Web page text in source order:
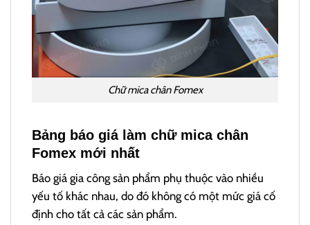
Chữ mica chân Fomex
Bảng báo giá làm chữ mica chân
Fomex mới nhất
Báo giá gia công sản phẩm phụ thuộc vào nhiều
yếu tố khác nhau, do đó không có một mức giá cố
định cho tất cả các sản phẩm.